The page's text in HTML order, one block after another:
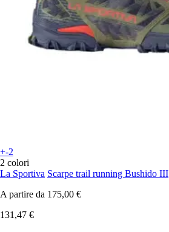
+-2
2 colori
La Sportiva Scarpe trail running Bushido III
A partire da 175,00 €
131,47 €